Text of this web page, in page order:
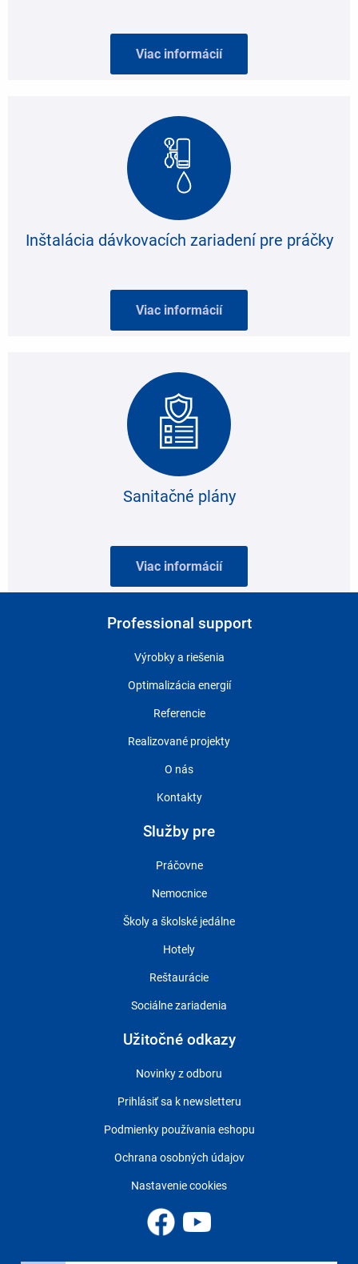
Viac informácií
Inštalácia dávkovacích zariadení pre práčky
Viac informácií
Sanitačné plány
Viac informácií
Professional support
Výrobky a riešenia
Optimalizácia energií
Referencie
Realizované projekty
O nás
Kontakty
Služby pre
Práčovne
Nemocnice
Školy a školské jedálne
Hotely
Reštaurácie
Sociálne zariadenia
Užitočné odkazy
Novinky z odboru
Prihlásiť sa k newsletteru
Podmienky používania eshopu
Ochrana osobných údajov
Nastavenie cookies